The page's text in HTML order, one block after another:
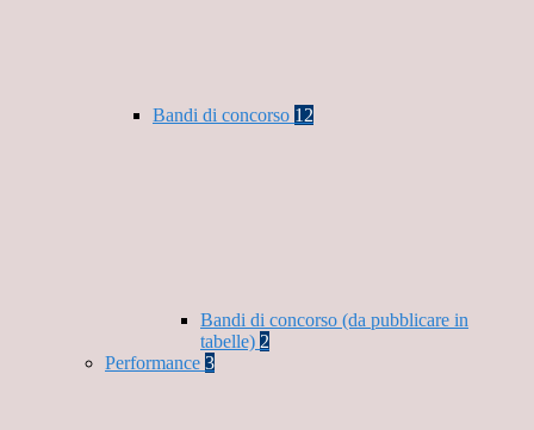
Bandi di concorso 12
Bandi di concorso (da pubblicare in
tabelle) 2
Performance 3